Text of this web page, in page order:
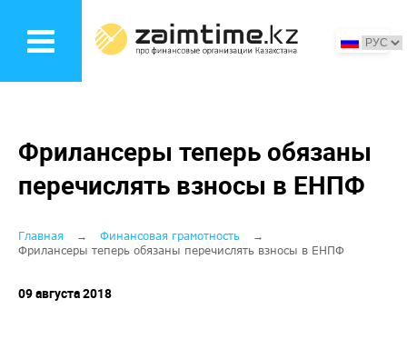
основному
Фрилансеры теперь обязаны
перечислять взносы в ЕНПФ
Строка
Главная
Финансовая грамотность
Фрилансеры теперь обязаны перечислять взносы в ЕНПФ
09 августа 2018